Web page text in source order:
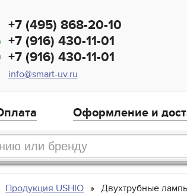
+7 (495) 868-20-10
+7 (916) 430-11-01
+7 (916) 430-11-01
info@smart-uv.ru
Оформление и
Продукция USHIO Двухтрубные